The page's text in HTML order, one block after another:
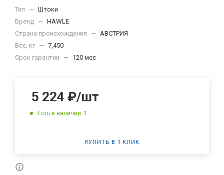
Тип — Штоки
Бренд — HAWLE
Страна происхождения
— АВСТРИЯ
Вес, кг — 7,450
Срок гарантии
— 120 мес
5 224 ₽/шт
Есть в наличии: 1
КУПИТЬ В 1 КЛИК